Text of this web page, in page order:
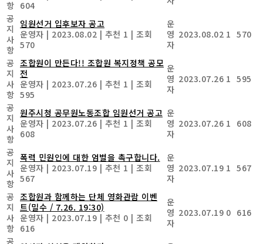
항 604
공
지
사
항
임원선거 입후보자 공고
운영자 | 2023.08.02 | 추천 1 | 조회
570
운
영
자
2023.08.02 1 570
공
지
사
항
조합원이 만든다!! 조합원 복지정책 공모
전
운영자 | 2023.07.26 | 추천 1 | 조회
595
운
영
자
2023.07.26 1 595
공
지
사
항
원주시청 공무원노동조합 임원선거 공고
운영자 | 2023.07.26 | 추천 1 | 조회
608
운
영
자
2023.07.26 1 608
공
지
사
항
폭력 민원인에 대한 엄벌을 촉구합니다.
운영자 | 2023.07.19 | 추천 1 | 조회
567
운
영
자
2023.07.19 1 567
공
지
사
항
조합원과 함께하는 단체 영화관람 이벤
트(밀수 / 7.26. 19:30)
운영자 | 2023.07.19 | 추천 0 | 조회
616
운
영
자
2023.07.19 0 616
공